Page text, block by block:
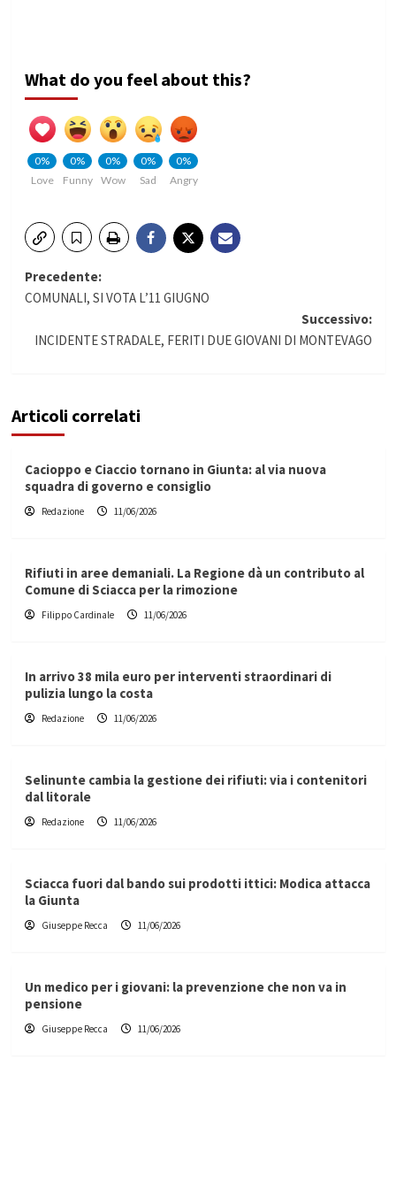
What do you feel about this?
0%
Love
0%
Funny
0%
Wow
0%
Sad
0%
Angry
Navigazione
Precedente:
COMUNALI, SI VOTA L’11 GIUGNO
Successivo:
INCIDENTE STRADALE, FERITI DUE GIOVANI DI MONTEVAGO
Articoli correlati
Cacioppo e Ciaccio tornano in Giunta: al via nuova
squadra di governo e consiglio
Redazione 11/06/2026
Rifiuti in aree demaniali. La Regione dà un contributo al
Comune di Sciacca per la rimozione
Filippo Cardinale 11/06/2026
In arrivo 38 mila euro per interventi straordinari di
pulizia lungo la costa
Redazione 11/06/2026
Selinunte cambia la gestione dei rifiuti: via i contenitori
dal litorale
Redazione 11/06/2026
Sciacca fuori dal bando sui prodotti ittici: Modica attacca
la Giunta
Giuseppe Recca 11/06/2026
Un medico per i giovani: la prevenzione che non va in
pensione
Giuseppe Recca 11/06/2026